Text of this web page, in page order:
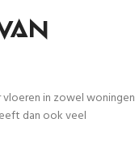
vloeren in zowel woningen
dan ook veel